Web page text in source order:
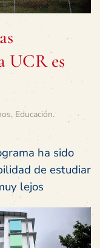
UCR es
, Educación.
ha sido
de estudiar
lejos